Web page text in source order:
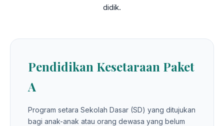
didik.
Pendidikan Kesetaraan Paket
A
Program setara Sekolah Dasar (SD) yang ditujukan
bagi anak-anak atau orang dewasa yang belum